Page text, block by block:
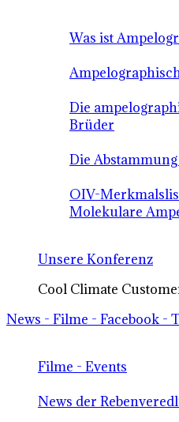
Was ist
Die
Brüder
Die
OIV-
Molekulare
Unsere Konferenz
Cool Climate
News - Filme - Facebook -
Filme - Events
News der